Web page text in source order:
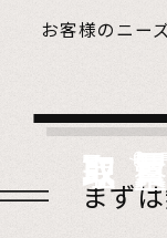
お客様のニー
Store
店頭買取 Visit
出張買取 very
宅配買取 Estate
遺品整理
まず